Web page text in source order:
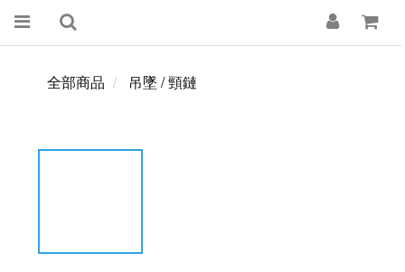
全部商品 吊墜 / 頸鏈